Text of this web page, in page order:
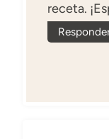
receta.